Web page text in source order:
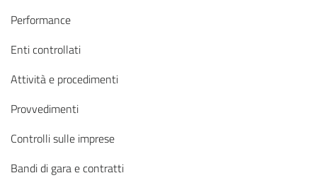
Performance
Enti controllati
Attività e procedimenti
Provvedimenti
Controlli sulle imprese
Bandi di gara e contratti